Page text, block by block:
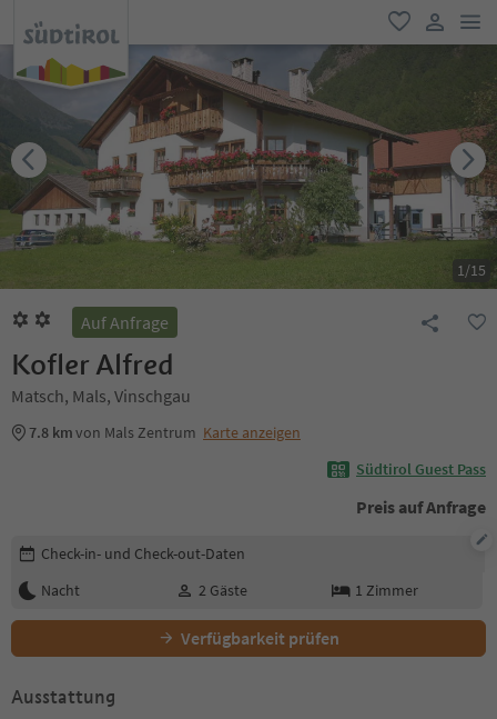
favorit
user link
1/15
Auf Anfrage
Kofler Alfred
Matsch, Mals, Vinschgau
7.8 kmvon Mals Zentrum Karte anzeigen
Südtirol Guest Pass
Preis auf Anfrage
Buchungsdetails bearbeiten
Check-in- und Check-out-Daten
Nacht
2 Gäste 1 Zimmer
Verfügbarkeit prüfen
Ausstattung